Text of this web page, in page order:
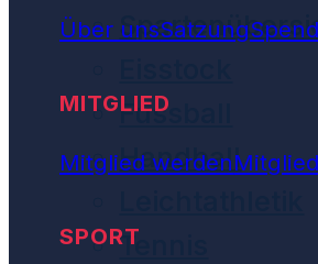
Fussball
Handball
Tennis
Über unsSatzung
MITGLIED
Mitglied werden
SPORT